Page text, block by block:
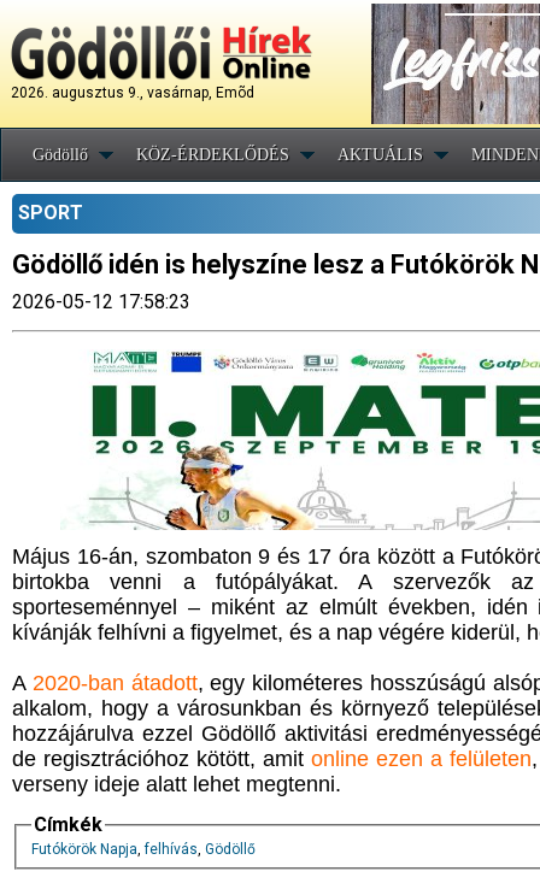
2026. augusztus 9., vasárnap, Emõd
Gödöllő KÖZ-ÉRDEKLŐDÉS AKTUÁLIS
SPORT
Gödöllő idén is helyszíne lesz a Futókörök
2026-05-12 17:58:23
Május 16-án, szombaton 9 és 17 óra között a
birtokba venni a futópályákat. A szervezők
sporteseménnyel – miként az elmúlt években,
kívánják felhívni a figyelmet, és a nap végére kiderül,
A 2020-ban átadott, egy kilométeres hosszúságú
alkalom, hogy a városunkban és környező
hozzájárulva ezzel Gödöllő aktivitási
de regisztrációhoz kötött, amit online ezen a felületen
verseny ideje alatt lehet megtenni.
Címkék
Futókörök Napja,felhívás, Gödöllő